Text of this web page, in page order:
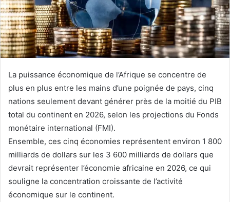
La puissance économique de l’Afrique se concentre de
plus en plus entre les mains d’une poignée de pays, cinq
nations seulement devant générer près de la moitié du PIB
total du continent en 2026, selon les projections du Fonds
monétaire international (FMI).
Ensemble, ces cinq économies représentent environ 1 800
milliards de dollars sur les 3 600 milliards de dollars que
devrait représenter l’économie africaine en 2026, ce qui
souligne la concentration croissante de l’activité
économique sur le continent.